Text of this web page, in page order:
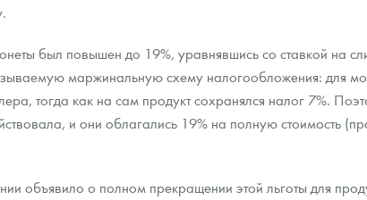
был повышен до 19%, уравнявшись со ставкой на
маржинальную схему налогообложения: для
тогда как на сам продукт сохранялся налог 7%.
и они облагались 19% на полную стоимость
объявило о полном прекращении этой льготы для